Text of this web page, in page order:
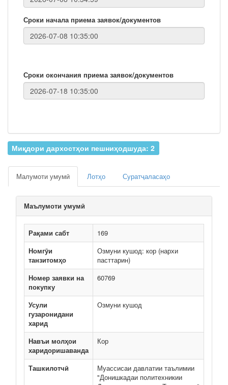
Сроки начала приема заявок/документов
Сроки окончания приема заявок/документов
Миқдори дархостҳои пешниҳодшуда: 2
Малумоти умумӣ Лотҳо Суратҷаласаҳо
Маълумоти умумӣ
Рақами сабт
169
Номгӯи
танзитомҳо
Озмуни кушод: кор (нархи
пасттарин)
Номер заявки на
покупку
60769
Усули
гузаронидани
харид
Озмуни кушод
Навъи молҳои
харидоришаванда
Кор
Ташкилотчӣ
Муассисаи давлатии таълимии
"Донишкадаи политехникии